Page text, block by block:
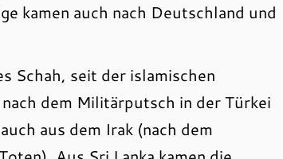
kamen auch nach Deutschland und
Schah, seit der islamischen
dem Militärputsch in der Türkei
aus dem Irak (nach dem